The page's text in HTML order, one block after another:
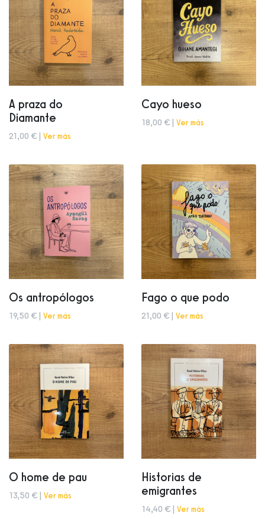
A praza do
Diamante
21,00 € | Ver más
Cayo hueso
18,00 € | Ver más
Os antropólogos
19,50 € | Ver más
Fago o que podo
21,00 € | Ver más
O home de pau
13,50 € | Ver más
Historias de
emigrantes
14,40 € | Ver más